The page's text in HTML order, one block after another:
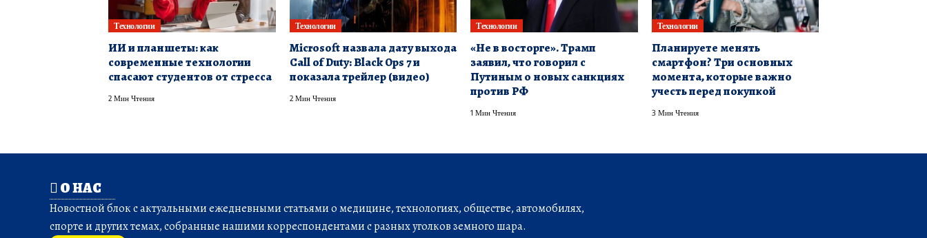
Технологии
ИИ и планшеты: как
современные технологии
спасают студентов от стресса
2 Мин Чтения
Технологии
Microsoft назвала дату выхода
Call of Duty: Black Ops 7 и
показала трейлер (видео)
2 Мин Чтения
Технологии
«Не в восторге». Трамп
заявил, что говорил с
Путиным о новых санкциях
против РФ
1 Мин Чтения
Технологии
Планируете менять
смартфон? Три основных
момента, которые важно
учесть перед покупкой
3 Мин Чтения
О НАС
Новостной блок с актуальными ежедневными статьями о медицине, технологиях, обществе, автомобилях,
спорте и других темах, собранные нашими корреспондентами с разных уголков земного шара.